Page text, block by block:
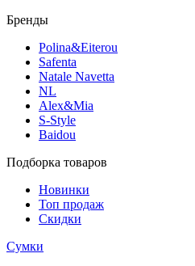
Бренды
Polina&Eiterou
Safenta
Natale Navetta
NL
Alex&Mia
S-Style
Baidou
Подборка товаров
Новинки
Топ продаж
Скидки
Сумки